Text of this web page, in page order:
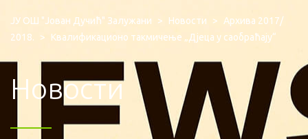
ЈУ ОШ "Јован Дучић" Залужани > Новости >
Архива 2017/
2018.
> Квалификационо такмичење „Дјеца у саобраћају“
Новости